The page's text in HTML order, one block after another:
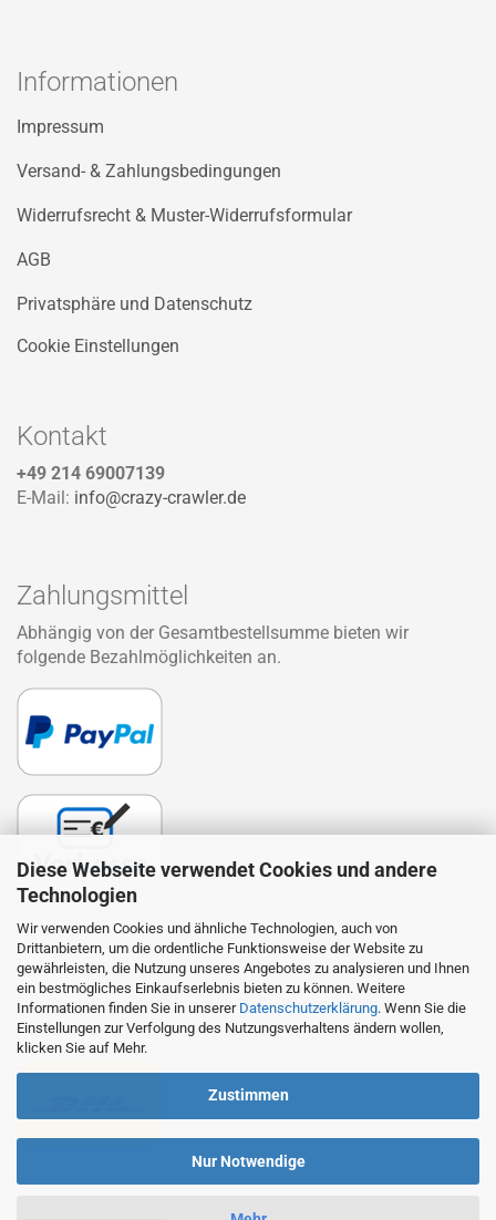
Diese Webseite verwendet Cookies und andere
Technologien
Wir verwenden Cookies und ähnliche Technologien, auch von
Drittanbietern, um die ordentliche Funktionsweise der Website zu
gewährleisten, die Nutzung unseres Angebotes zu analysieren und Ihnen
ein bestmögliches Einkaufserlebnis bieten zu können. Weitere
Informationen finden Sie in unserer Datenschutzerklärung. Wenn Sie die
Einstellungen zur Verfolgung des Nutzungsverhaltens ändern wollen,
klicken Sie auf Mehr.
Zustimmen
Nur Notwendige
Informationen
Impressum
Versand- & Zahlungsbedingungen
Widerrufsrecht & Muster-Widerrufsformular
AGB
Privatsphäre und Datenschutz
Cookie Einstellungen
Kontakt
+49 214 69007139
E-Mail: info@crazy-crawler.de
Zahlungsmittel
Abhängig von der Gesamtbestellsumme bieten wir
folgende Bezahlmöglichkeiten an.
Lieferung
Die Zustellung erfolgt durch DHL. Wir beliefern auch
Packstationen.